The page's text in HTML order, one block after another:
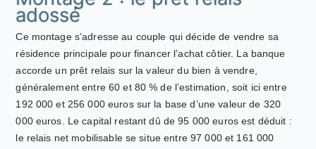
adossé
Ce montage s’adresse au couple qui décide de vendre sa
résidence principale pour financer l’achat côtier. La banque
accorde un prêt relais sur la valeur du bien à vendre,
généralement entre 60 et 80 % de l’estimation, soit ici entre
192 000 et 256 000 euros sur la base d’une valeur de 320
000 euros. Le capital restant dû de 95 000 euros est déduit :
le relais net mobilisable se situe entre 97 000 et 161 000